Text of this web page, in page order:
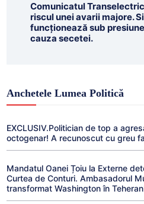
Comunicatul
riscul unei avarii majore.
funcționează sub
cauza secetei.
Anchetele Lumea Politică
EXCLUSIV.Politician de top a
octogenar! A recunoscut cu greu
Mandatul Oanei Țoiu la Externe
Curtea de Conturi. Ambasadorul
transformat Washington în